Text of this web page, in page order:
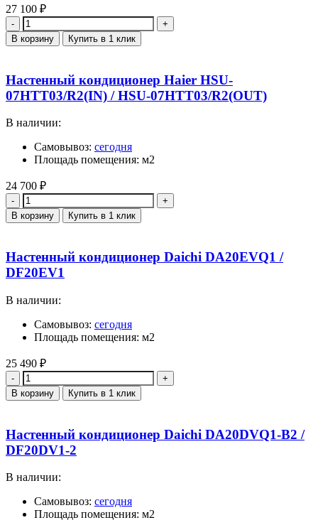
27 100 ₽
Количество
В корзину Купить в 1 клик
Настенный кондиционер Haier HSU-
07HTT03/R2(IN) / HSU-07HTT03/R2(OUT)
В наличии:
Самовывоз: сегодня
Площадь помещения: м2
24 700 ₽
Количество
В корзину Купить в 1 клик
Настенный кондиционер Daichi DA20EVQ1 /
DF20EV1
В наличии:
Самовывоз: сегодня
Площадь помещения: м2
25 490 ₽
Количество
В корзину Купить в 1 клик
Настенный кондиционер Daichi DA20DVQ1-B2 /
DF20DV1-2
В наличии:
Самовывоз: сегодня
Площадь помещения: м2